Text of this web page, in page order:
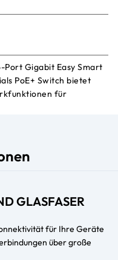
Port Gigabit Easy Smart
PoE+ Switch bietet
für
versorgt PoE+-Geräte
GLASFASER
für Ihre Geräte
über große